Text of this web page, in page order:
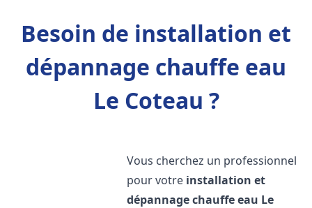
Besoin de installation et
dépannage chauffe eau
Le Coteau ?
Vous cherchez un professionnel
pour votre installation et
dépannage chauffe eau Le